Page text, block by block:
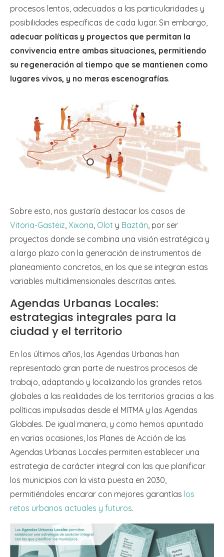
procesos lentos, adecuados a las particularidades y
posibilidades específicas de cada lugar. Sin embargo,
adecuar políticas y proyectos que permitan la
convivencia entre ambas situaciones, permitiendo
su regeneración al tiempo que se mantienen como
lugares vivos, y no meras escenografías.
Sobre esto, nos gustaría destacar los casos de
Vitoria-Gasteiz, Xixona, Olot y Baztán, por ser
proyectos donde se combina una visión estratégica y
a largo plazo con la generación de instrumentos de
planeamiento concretos, en los que se integran estas
variables multidimensionales descritas antes.
Agendas Urbanas Locales:
estrategias integrales para la
ciudad y el territorio
En los últimos años, las Agendas Urbanas han
representado gran parte de nuestros procesos de
trabajo, adaptando y localizando los grandes retos
globales a las realidades de los territorios gracias a las
políticas impulsadas desde el MITMA y las Agendas
Globales. De igual manera, y como hemos apuntado
en varias ocasiones, los Planes de Acción de las
Agendas Urbanas Locales permiten establecer una
estrategia de carácter integral con las que planificar
los municipios con la vista puesta en 2030,
permitiéndoles encarar con mejores garantías los
retos urbanos actuales y futuros.